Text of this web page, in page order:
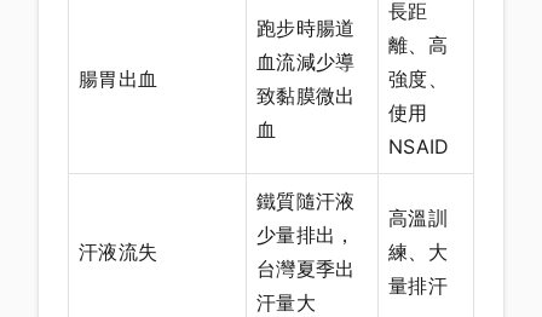
腸胃出血
跑步時腸道
血流減少導
致黏膜微出
血
長距
離、高
強度、
使用
NSAID
汗液流失
鐵質隨汗液
少量排出，
台灣夏季出
汗量大
高溫訓
練、大
量排汗